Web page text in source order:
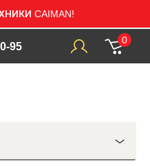
CAIMAN!
95
0